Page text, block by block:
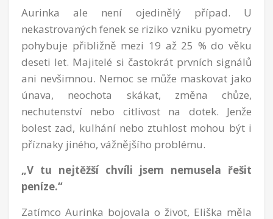
Aurinka ale není ojedinělý případ. U
nekastrovaných fenek se riziko vzniku pyometry
pohybuje přibližně mezi 19 až 25 % do věku
deseti let. Majitelé si častokrát prvních signálů
ani nevšimnou. Nemoc se může maskovat jako
únava, neochota skákat, změna chůze,
nechutenství nebo citlivost na dotek. Jenže
bolest zad, kulhání nebo ztuhlost mohou být i
příznaky jiného, vážnějšího problému.
„V tu nejtěžší chvíli jsem nemusela řešit
peníze.“
Zatímco Aurinka bojovala o život, Eliška měla